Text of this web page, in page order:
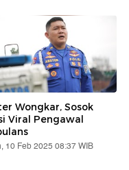
Wongkar, Sosok
Viral Pengawal
10 Feb 2025 08:37 WIB